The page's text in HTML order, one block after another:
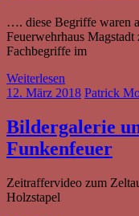
…. diese Begriffe waren
Feuerwehrhaus
Fachbegriffe im
Weiterlesen
12. März 2018 Patrick
Bildergalerie
Funkenfeuer
Zeitraffervideo zum
Holzstapel